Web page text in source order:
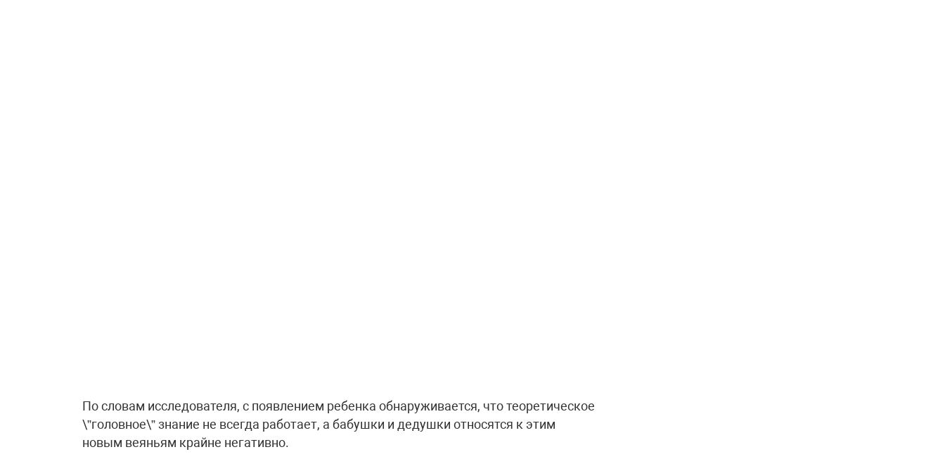
По словам исследователя, с появлением ребенка обнаруживается, что теоретическое
\”головное\” знание не всегда работает, а бабушки и дедушки относятся к этим
новым веяньям крайне негативно.